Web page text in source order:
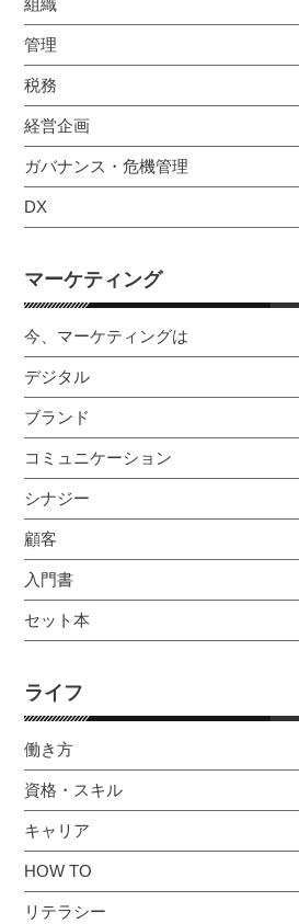
管理
税務
経営企画
ガバナンス・危機管理
DX
マーケティング
今、マーケティングは
デジタル
ブランド
コミュニケーション
シナジー
顧客
入門書
セット本
ライフ
働き方
資格・スキル
キャリア
HOW TO
リテラシー